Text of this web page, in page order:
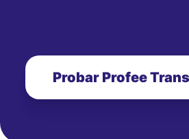
Probar Profee